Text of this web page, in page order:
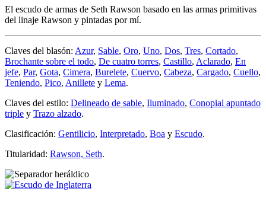
El escudo de armas de Seth Rawson basado en las armas primitivas
del linaje Rawson y pintadas por mí.
Claves del blasón: Azur, Sable, Oro, Uno, Dos, Tres, Cortado,
Brochante sobre el todo, De cuatro torres, Castillo, Aclarado, En
jefe, Par, Gota, Cimera, Burelete, Cuervo, Cabeza, Cargado, Cuello,
Teniendo, Pico, Anillete y Lema.
Claves del estilo: Delineado de sable, Iluminado, Conopial apuntado
triple y Trazo alzado.
Clasificación: Gentilicio, Interpretado, Boa y Escudo.
Titularidad: Rawson, Seth.